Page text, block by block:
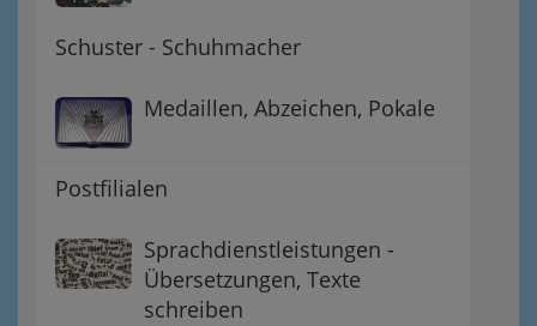
Schuster - Schuhmacher
Medaillen, Abzeichen, Pokale
Postfilialen
Sprachdienstleistungen -
Übersetzungen, Texte
schreiben